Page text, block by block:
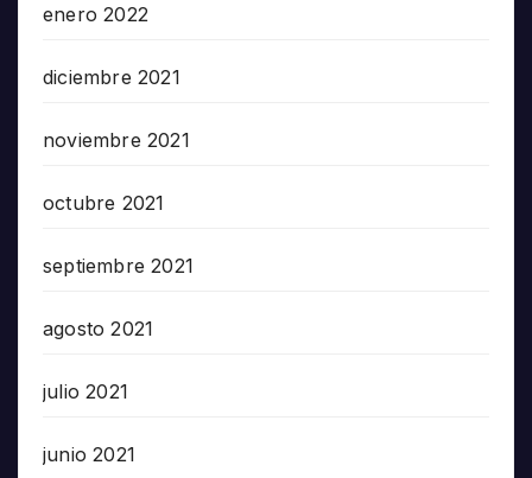
enero 2022
diciembre 2021
noviembre 2021
octubre 2021
septiembre 2021
agosto 2021
julio 2021
junio 2021